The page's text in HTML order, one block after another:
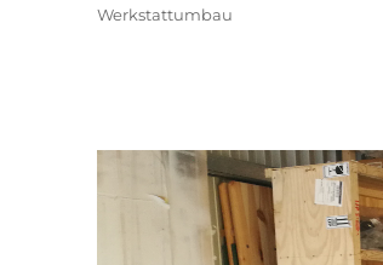
Werkstattumbau